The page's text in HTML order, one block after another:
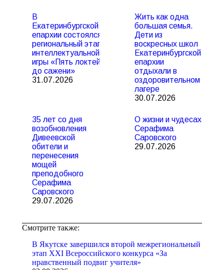
В
Екатеринбургской
епархии состоялся
региональный этап
интеллектуальной
игры «Пять локтей
до сажени»
31.07.2026
Жить как одна
большая семья.
Дети из
воскресных школ
Екатеринбургской
епархии
отдыхали в
оздоровительном
лагере
30.07.2026
35 лет со дня
возобновления
Дивеевской
обители и
перенесения
мощей
преподобного
Серафима
Саровского
29.07.2026
О жизни и чудесах
Серафима
Саровского
29.07.2026
Смотрите также:
В Якутске завершился второй межрегиональный
этап XXI Всероссийского конкурса «За
нравственный подвиг учителя»